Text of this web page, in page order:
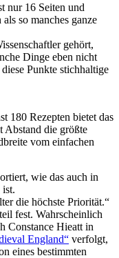
nur 16 Seiten und
so manches ganze
gehört,
Dinge eben nicht
Punkte stichhaltige
180 Rezepten bietet das
Abstand die größte
vom einfachen
wie das auch in
ist.
die höchste Priorität.“
fest. Wahrscheinlich
Constance Hieatt in
England“ verfolgt,
eines bestimmten